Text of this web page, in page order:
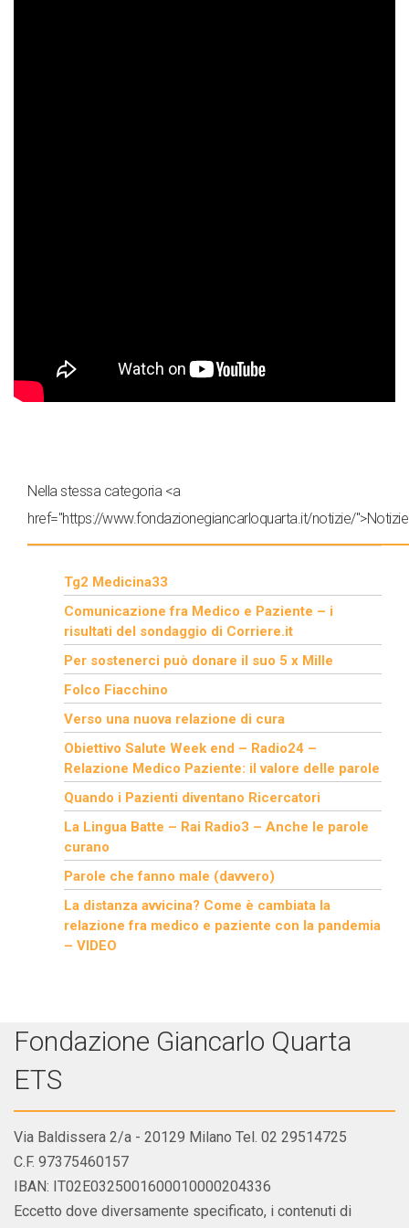
Nella stessa categoria <a
href="https://www.fondazionegiancarloquarta.it/notizie/
Tg2 Medicina33
Comunicazione fra Medico e Paziente – i
risultati del sondaggio di Corriere.it
Per sostenerci può donare il suo 5 x Mille
Folco Fiacchino
Verso una nuova relazione di cura
Obiettivo Salute Week end – Radio24 –
Relazione Medico Paziente: il valore delle parole
Quando i Pazienti diventano Ricercatori
La Lingua Batte – Rai Radio3 – Anche le parole
curano
Parole che fanno male (davvero)
La distanza avvicina? Come è cambiata la
relazione fra medico e paziente con la pandemia
– VIDEO
Fondazione Giancarlo Quarta
ETS
Via Baldissera 2/a - 20129 Milano Tel. 02 29514725
C.F. 97375460157
IBAN: IT02E0325001600010000204336
Eccetto dove diversamente specificato, i contenuti di